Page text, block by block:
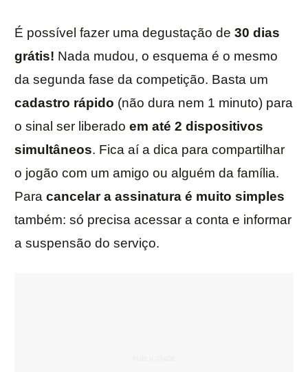
É possível fazer uma degustação de 30 dias
grátis! Nada mudou, o esquema é o mesmo
da segunda fase da competição. Basta um
cadastro rápido (não dura nem 1 minuto) para
o sinal ser liberado em até 2 dispositivos
simultâneos. Fica aí a dica para compartilhar
o jogão com um amigo ou alguém da família.
Para cancelar a assinatura é muito simples
também: só precisa acessar a conta e informar
a suspensão do serviço.